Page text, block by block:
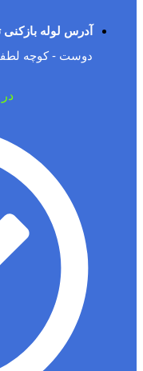
آدرس لوله بازکنی
دوست - کوچه لطفی